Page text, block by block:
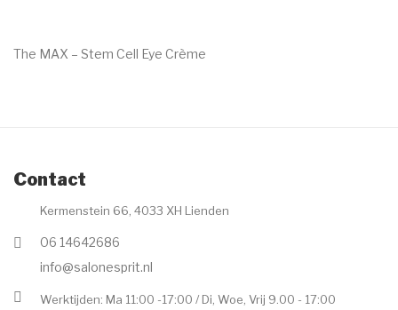
The MAX – Stem Cell Eye Crème
Contact
Kermenstein 66, 4033 XH Lienden
06 14642686
info@salonesprit.nl
Werktijden: Ma 11:00 -17:00 / Di, Woe, Vrij 9.00 - 17:00